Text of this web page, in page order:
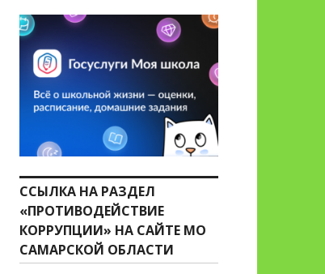
ССЫЛКА НА РАЗДЕЛ
«ПРОТИВОДЕЙСТВИЕ
КОРРУПЦИИ» НА САЙТЕ МО
САМАРСКОЙ ОБЛАСТИ